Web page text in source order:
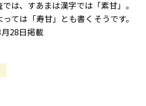
は、すあまは漢字では「素甘」。
ては「寿甘」とも書くそうです。
28日掲載